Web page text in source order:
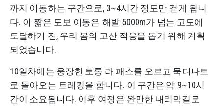
까지 이동하는 구간으로, 3~4시간 정도만 걷게 됩니
다. 이 짧은 도보 이동은 해발 5000m가 넘는 고도에
도달하기 전, 우리 몸의 고산 적응을 돕기 위해 계획
되었습니다.
10일차에는 웅장한 토롱 라 패스를 오르고 묵티나트
로 돌아오는 트레킹을 합니다. 이 구간은 약 9~10시
간이 소요됩니다. 이후 여정은 완만한 내리막길로